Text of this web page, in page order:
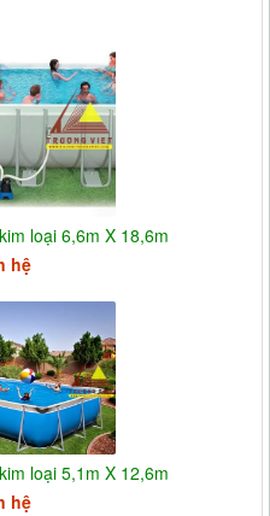
loại 6,6m X 18,6m
hệ
loại 5,1m X 12,6m
hệ